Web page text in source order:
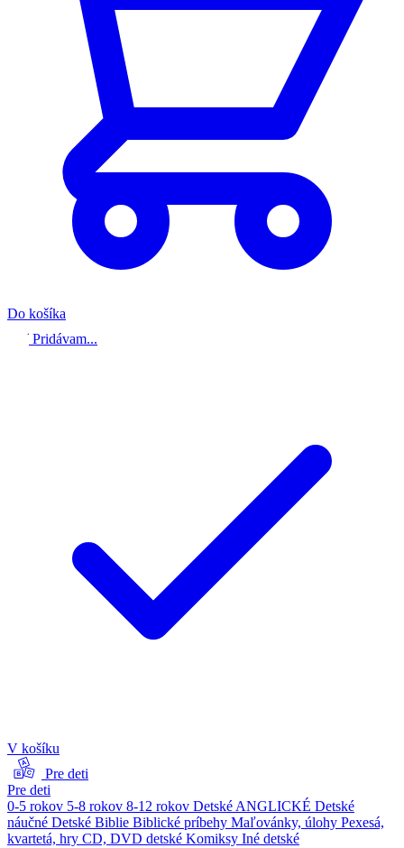
Do košíka
Pridávam...
V košíku
Pre deti
Pre deti
0-5 rokov 5-8 rokov 8-12 rokov Detské ANGLICKÉ Detské
náučné Detské Biblie Biblické príbehy Maľovánky, úlohy Pexesá,
kvartetá, hry CD, DVD detské Komiksy Iné detské